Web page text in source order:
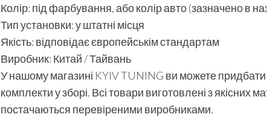
Колір: під фарбування, або колір авто (зазначено в
Тип установки: у штатні місця
Якість: відповідає європейськім стандартам
Виробник: Китай / Тайвань
У нашому магазині KYIV TUNING ви можете придбати
комплекти у зборі. Всі товари виготовлені з якісних
постачаються перевіреними виробниками.